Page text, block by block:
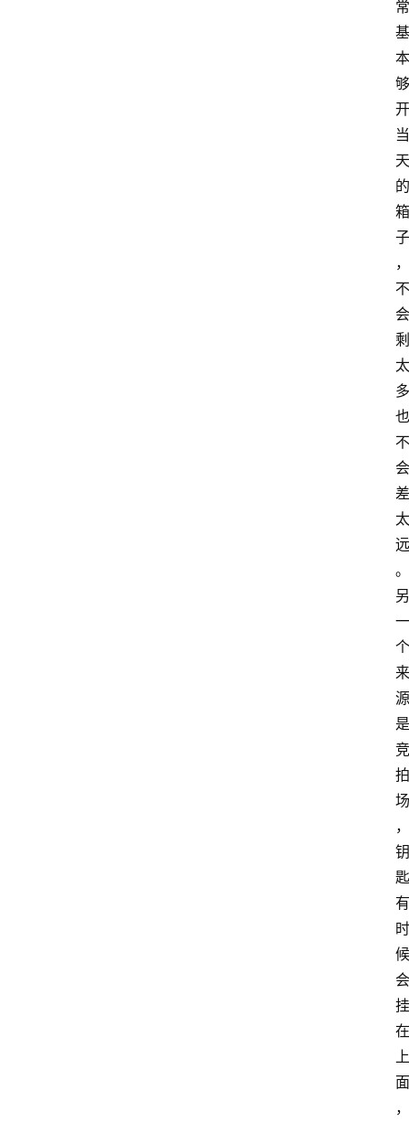
常
基
本
够
开
当
天
的
箱
子
，
不
会
剩
太
多
也
不
会
差
太
远
。
另
一
个
来
源
是
竞
拍
场
，
钥
匙
有
时
候
会
挂
在
上
面
，